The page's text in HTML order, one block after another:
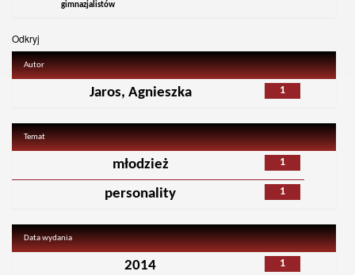
gimnazjalistów
Odkryj
Autor
1
Jaros, Agnieszka
Temat
1
młodzież
1
personality
Data wydania
1
2014